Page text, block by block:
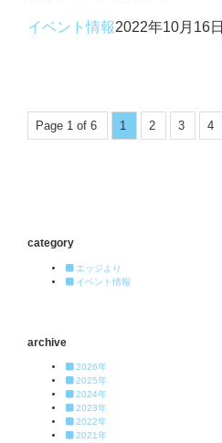
イベント情報2022年10月16日
Page 1 of 6 1 2 3 4
category
エッジより
イベント情報
archive
2026年
2025年
2024年
2023年
2022年
2021年